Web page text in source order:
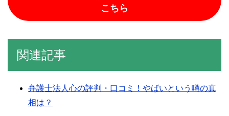
こちら
関連記事
弁護士法人心の評判・口コミ！やばいという噂の真
相は？